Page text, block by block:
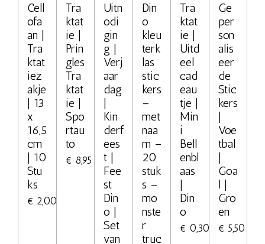
Cell
ofa
an |
Tra
ktat
iez
akje
| 13
x
16,5
cm
| 10
Stu
ks
€ 2,00
Tra
ktat
ie |
Prin
gles
Tra
ktat
ie |
Spo
rtau
to
€ 8,95
Uitn
odi
gin
g |
Verj
aar
dag
|
Kin
derf
ees
t |
Fee
st
Din
o |
Set
van
Din
o
kleu
terk
las
stic
kers
–
met
naa
m –
20
stuk
s –
mo
nste
r
truc
Tra
ktat
ie |
Uitd
eel
cad
eau
tje |
Min
i
Bell
enbl
aas
|
Din
o
€ 0,30
Ge
per
son
alis
eer
de
Stic
kers
|
Voe
tbal
|
Goa
l |
Gro
en
€ 5,50